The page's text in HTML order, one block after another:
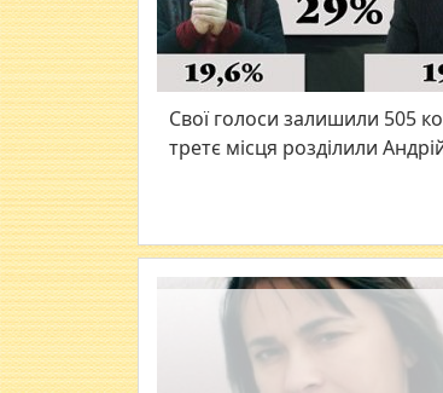
Свої голоси залишили 505
третє місця розділили